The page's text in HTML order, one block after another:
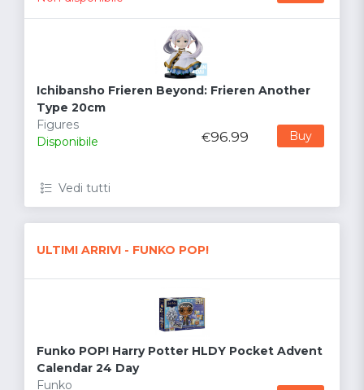
Ichibansho Frieren Beyond: Frieren Another
Type 20cm
Figures
Disponibile
€96.99 Buy
Vedi tutti
ULTIMI ARRIVI - FUNKO POP!
Funko POP! Harry Potter HLDY Pocket Advent
Calendar 24 Day
Funko